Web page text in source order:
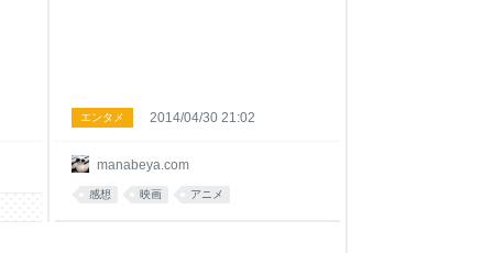
manabeya.com
エンタメ 2014/04/30 21:02
感想 映画 アニメ